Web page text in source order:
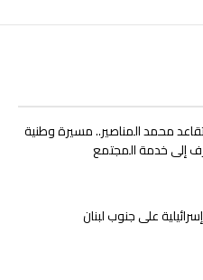
محمد المناصير.. مسيرة وطنية
إلى خدمة المجتمع